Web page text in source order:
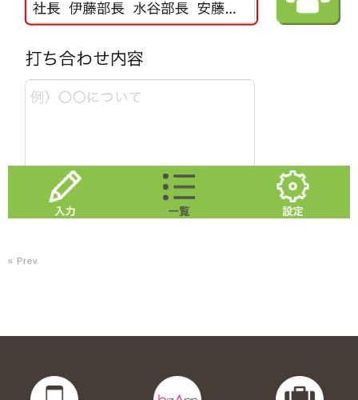
« Prev